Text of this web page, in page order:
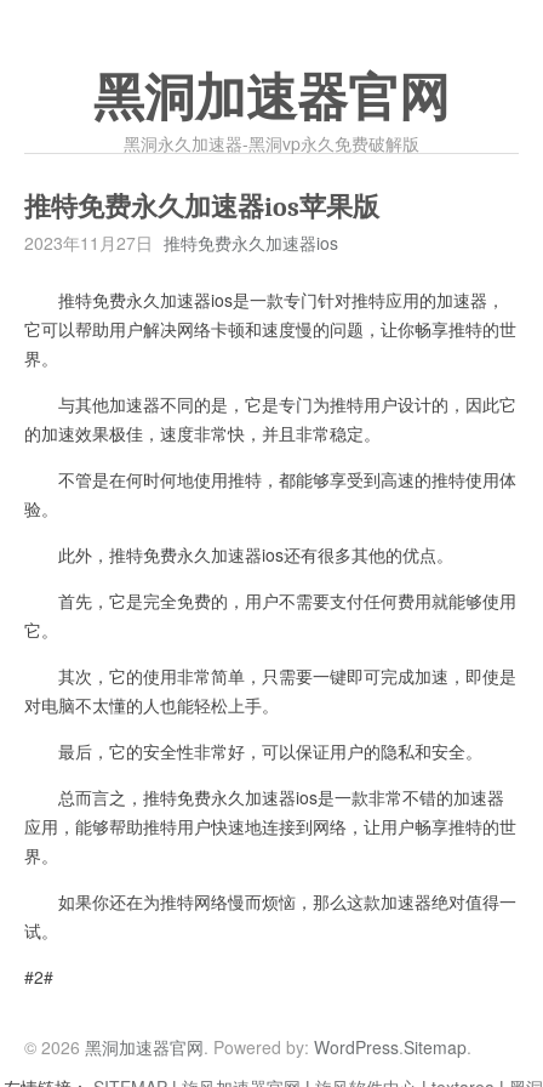
黑洞加速器官网
黑洞永久加速器-黑洞vp永久免费破解版
推特免费永久加速器ios苹果版
2023年11月27日 推特免费永久加速器ios
推特免费永久加速器ios是一款专门针对推特应用的加速器，
它可以帮助用户解决网络卡顿和速度慢的问题，让你畅享推特的世
界。
与其他加速器不同的是，它是专门为推特用户设计的，因此它
的加速效果极佳，速度非常快，并且非常稳定。
不管是在何时何地使用推特，都能够享受到高速的推特使用体
验。
此外，推特免费永久加速器ios还有很多其他的优点。
首先，它是完全免费的，用户不需要支付任何费用就能够使用
它。
其次，它的使用非常简单，只需要一键即可完成加速，即使是
对电脑不太懂的人也能轻松上手。
最后，它的安全性非常好，可以保证用户的隐私和安全。
总而言之，推特免费永久加速器ios是一款非常不错的加速器
应用，能够帮助推特用户快速地连接到网络，让用户畅享推特的世
界。
如果你还在为推特网络慢而烦恼，那么这款加速器绝对值得一
试。
#2#
© 2026 黑洞加速器官网. Powered by: WordPress.Sitemap.